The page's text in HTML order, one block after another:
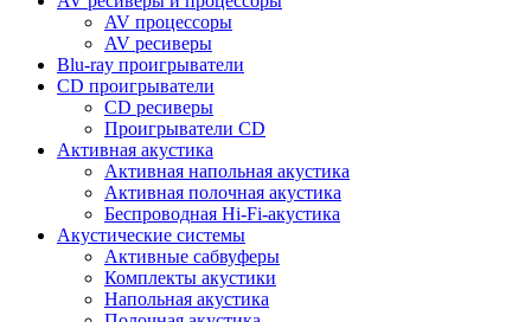
AV процессоры
AV ресиверы
Blu-ray проигрыватели
CD проигрыватели
CD ресиверы
Проигрыватели CD
Активная акустика
Активная напольная акустика
Активная полочная акустика
Беспроводная Hi-Fi-акустика
Акустические системы
Активные сабвуферы
Комплекты акустики
Напольная акустика